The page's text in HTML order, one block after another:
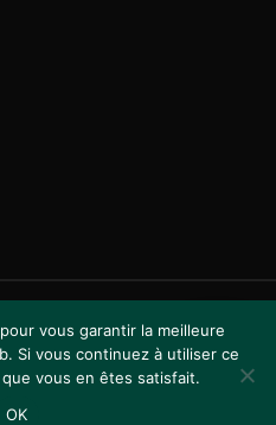
· AMEX · PAYPAL
vous garantir la meilleure
Si vous continuez à utiliser ce
vous en êtes satisfait.
OK